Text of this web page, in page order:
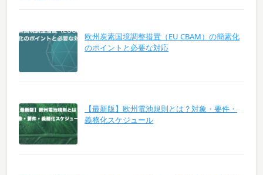
欧州炭素国境調整措置（EU CBAM）の簡素化
のポイントと必要な対応
【最新版】欧州電池規則とは？対象・要件・
義務化スケジュール